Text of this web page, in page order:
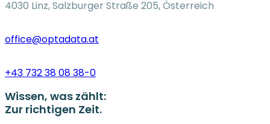
4030 Linz, Salzburger Straße 205, Österreich
office@optadata.at
+43 732 38 08 38-0
Wissen, was zählt:
Zur richtigen Zeit.